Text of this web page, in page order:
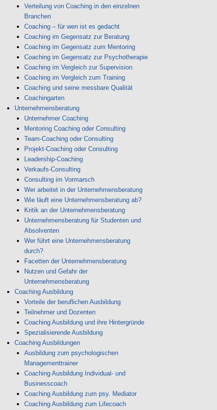
Verteilung von Coaching in den einzelnen
Branchen
Coaching – für wen ist es gedacht
Coaching im Gegensatz zur Beratung
Coaching im Gegensatz zum Mentoring
Coaching im Gegensatz zur Psychotherapie
Coaching im Vergleich zur Supervision
Coaching im Vergleich zum Training
Coaching und seine messbare Qualität
Coachingarten
Unternehmensberatung
Unternehmer Coaching
Mentoring Coaching oder Consulting
Team-Coaching oder Consulting
Projekt-Coaching oder Consulting
Leadership-Coaching
Verkaufs-Consulting
Consulting im Vormarsch
Wer arbeitet in der Unternehmensberatung
Wie läuft eine Unternehmensberatung ab?
Kritik an der Unternehmensberatung
Unternehmensberatung für Studenten und
Absolventen
Wer führt eine Unternehmensberatung
durch?
Facetten der Unternehmensberatung
Nutzen und Gefahr der
Unternehmensberatung
Coaching Ausbildung
Vorteile der beruflichen Ausbildung
Teilnehmer und Dozenten
Coaching Ausbildung und ihre Hintergründe
Spezialisierende Ausbildung
Coaching Ausbildungen
Ausbildung zum psychologischen
Managementtrainer
Coaching Ausbildung Individual- und
Businesscoach
Coaching Ausbildung zum psy. Mediator
Coaching Ausbildung zum Lifecoach